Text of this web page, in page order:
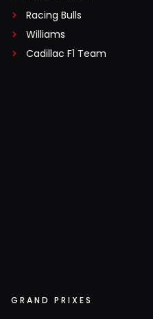
Racing Bulls
Williams
Cadillac F1 Team
GRAND PRIXES